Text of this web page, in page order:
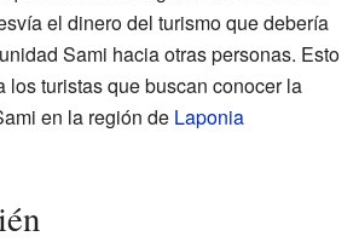
el dinero del turismo que debería
Sami hacia otras personas. Esto
los turistas que buscan conocer la
en la región de Laponia